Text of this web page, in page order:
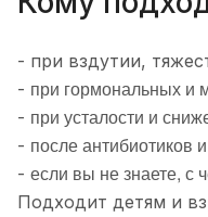
- при вздутии,
- при гормональных и
- при усталости и
- после антибиотиков
- если вы не знаете, с
Подходит детям и